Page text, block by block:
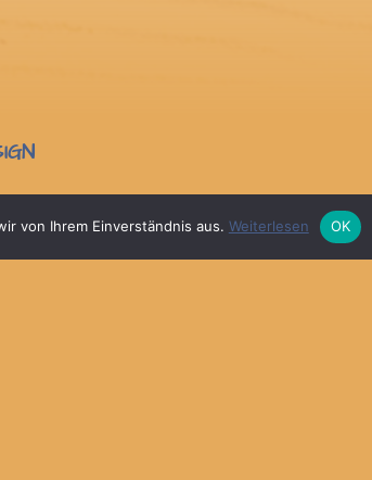
von Ihrem Einverständnis aus. Weiterlesen OK